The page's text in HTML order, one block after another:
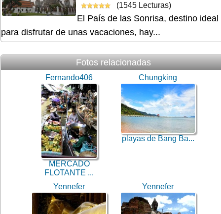
(1545 Lecturas)
El País de las Sonrisa, destino ideal
para disfrutar de unas vacaciones, hay...
Fotos relacionadas
Fernando406
MERCADO
FLOTANTE ...
Chungking
playas de Bang Ba...
Yennefer Yennefer